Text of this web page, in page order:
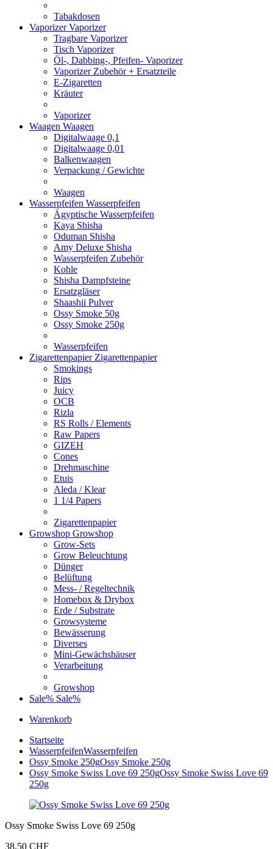
Tabakdosen
VaporizerVaporizer
Tragbare Vaporizer
Tisch Vaporizer
Öl-, Dabbing-, Pfeifen- Vaporizer
Vaporizer Zubehör + Ersatzteile
E-Zigaretten
Kräuter
Vaporizer
Waagen Waagen
Digitalwaage 0,1
Digitalwaage 0,01
Balkenwaagen
Verpackung / Gewichte
Waagen
Wasserpfeifen Wasserpfeifen
Ägyptische Wasserpfeifen
Kaya Shisha
Oduman Shisha
Amy Deluxe Shisha
Wasserpfeifen Zubehör
Kohle
Shisha Dampfsteine
Ersatzgläser
Shaashii Pulver
Ossy Smoke 50g
Ossy Smoke 250g
Wasserpfeifen
Zigarettenpapier Zigarettenpapier
Smokings
Rips
Juicy
OCB
Rizla
RS Rolls / Elements
Raw Papers
GIZEH
Cones
Drehmaschine
Etuis
Aleda / Klear
1 1/4 Papers
Zigarettenpapier
Growshop Growshop
Grow-Sets
Grow Beleuchtung
Dünger
Belüftung
Mess- / Regeltechnik
Homebox & Drybox
Erde / Substrate
Growsysteme
Bewässerung
Diverses
Mini-Gewächshäuser
Verarbeitung
Growshop
Sale% Sale%
Warenkorb
Startseite
WasserpfeifenWasserpfeifen
Ossy Smoke 250gOssy Smoke 250g
Ossy Smoke Swiss Love 69 250gOssy Smoke Swiss Love 69
250g
Ossy Smoke Swiss Love 69 250g
38,50 CHF